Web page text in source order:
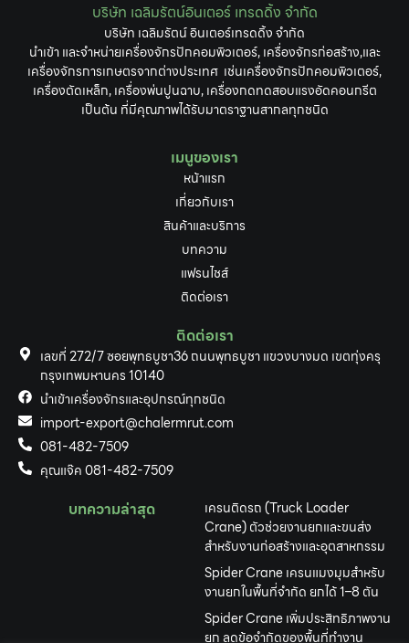
บริษัท เฉลิมรัตน์อินเตอร์ เทรดดิ้ง จำกัด
บริษัท เฉลิมรัตน์ อินเตอร์เทรดดิ้ง จำกัด
นำเข้า และจำหน่ายเครื่องจักรปักคอมพิวเตอร์, เครื่องจักรก่อสร้าง,และ
เครื่องจักรการเกษตรจากต่างประเทศ เช่นเครื่องจักรปักคอมพิวเตอร์,
เครื่องตัดเหล็ก, เครื่องพ่นปูนฉาบ, เครื่องกดทดสอบแรงอัดคอนกรีต
เป็นต้น ที่มีคุณภาพได้รับมาตราฐานสากลทุกชนิด
เมนูของเรา
หน้าแรก
เกี่ยวกับเรา
สินค้าและบริการ
บทความ
แฟรนไชส์
ติดต่อเรา
ติดต่อเรา
เลขที่ 272/7 ซอยพุทธบูชา36 ถนนพุทธบูชา แขวงบางมด เขตทุ่งครุ
กรุงเทพมหานคร 10140
นำเข้าเครื่องจักรและอุปกรณ์ทุกชนิด
import-export@chalermrut.com
081-482-7509
คุณแจ๊ค 081-482-7509
บทความล่าสุด
เครนติดรถ (Truck Loader
Crane) ตัวช่วยงานยกและขนส่ง
สำหรับงานก่อสร้างและอุตสาหกรรม
Spider Crane เครนแมงมุมสำหรับ
งานยกในพื้นที่จำกัด ยกได้ 1–8 ตัน
Spider Crane เพิ่มประสิทธิภาพงาน
ยก ลดข้อจำกัดของพื้นที่ทำงาน